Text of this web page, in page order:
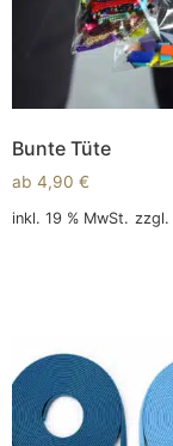
Bunte Tüte
ab 4,90 €
inkl. 19 % MwSt. zzgl.